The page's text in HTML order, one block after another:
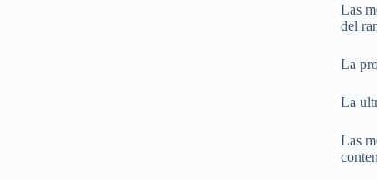
Las
del
La
La
Las